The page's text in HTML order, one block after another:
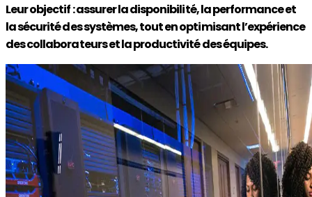
Leur objectif : assurer la disponibilité, la performance et
la sécurité des systèmes, tout en optimisant l’expérience
des collaborateurs et la productivité des équipes.